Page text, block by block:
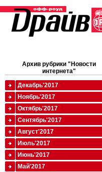
Архив рубрики "Новости
интернета"
Декабрь'2017
Ноябрь'2017
Октябрь'2017
Сентябрь'2017
Август'2017
Июль'2017
Июнь'2017
Май'2017